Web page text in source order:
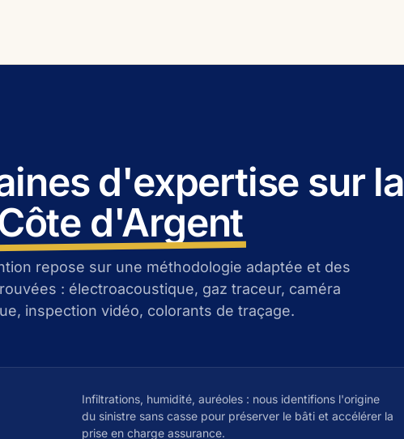
d'expertise sur la
d'Argent
repose sur une méthodologie adaptée et des
: électroacoustique, gaz traceur, caméra
inspection vidéo, colorants de traçage.
Infiltrations, humidité, auréoles : nous identifions l'origine
du sinistre sans casse pour préserver le bâti et accélérer la
prise en charge assurance.